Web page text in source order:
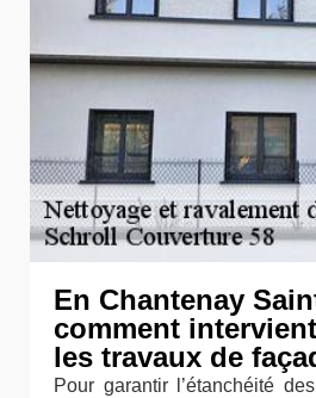
En Chantenay
comment
les travaux de
Pour garantir l’étanchéité